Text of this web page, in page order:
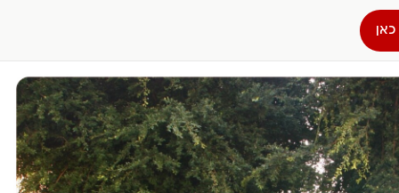
הפרופיל שלי
התנתק